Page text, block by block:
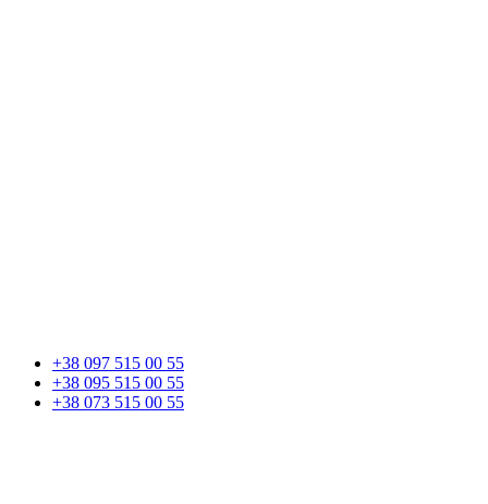
+38 097 515 00 55
+38 095 515 00 55
+38 073 515 00 55